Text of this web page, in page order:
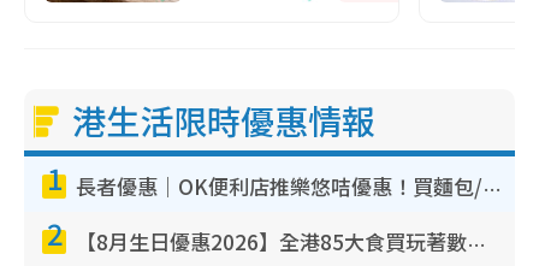
港生活限時優惠情報
1 長者優惠｜OK便利店推樂悠咭優惠！買麵包/牛奶/保健品拍卡即減
2 【8月生日優惠2026】全港85大食買玩著數攻略 自助餐/火鍋放題同行免費＋誠品/DONKI送現金券